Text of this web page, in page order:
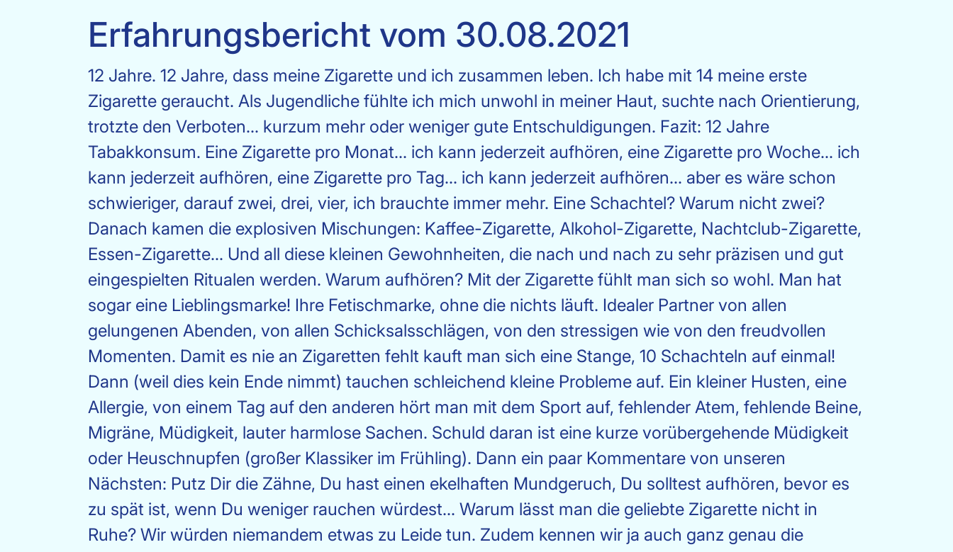
Erfahrungsbericht vom 30.08.2021
12 Jahre. 12 Jahre, dass meine Zigarette und ich zusammen leben. Ich habe mit 14 meine erste
Zigarette geraucht. Als Jugendliche fühlte ich mich unwohl in meiner Haut, suchte nach Orientierung,
trotzte den Verboten... kurzum mehr oder weniger gute Entschuldigungen. Fazit: 12 Jahre
Tabakkonsum. Eine Zigarette pro Monat... ich kann jederzeit aufhören, eine Zigarette pro Woche... ich
kann jederzeit aufhören, eine Zigarette pro Tag... ich kann jederzeit aufhören... aber es wäre schon
schwieriger, darauf zwei, drei, vier, ich brauchte immer mehr. Eine Schachtel? Warum nicht zwei?
Danach kamen die explosiven Mischungen: Kaffee-Zigarette, Alkohol-Zigarette, Nachtclub-Zigarette,
Essen-Zigarette... Und all diese kleinen Gewohnheiten, die nach und nach zu sehr präzisen und gut
eingespielten Ritualen werden. Warum aufhören? Mit der Zigarette fühlt man sich so wohl. Man hat
sogar eine Lieblingsmarke! Ihre Fetischmarke, ohne die nichts läuft. Idealer Partner von allen
gelungenen Abenden, von allen Schicksalsschlägen, von den stressigen wie von den freudvollen
Momenten. Damit es nie an Zigaretten fehlt kauft man sich eine Stange, 10 Schachteln auf einmal!
Dann (weil dies kein Ende nimmt) tauchen schleichend kleine Probleme auf. Ein kleiner Husten, eine
Allergie, von einem Tag auf den anderen hört man mit dem Sport auf, fehlender Atem, fehlende Beine,
Migräne, Müdigkeit, lauter harmlose Sachen. Schuld daran ist eine kurze vorübergehende Müdigkeit
oder Heuschnupfen (großer Klassiker im Frühling). Dann ein paar Kommentare von unseren
Nächsten: Putz Dir die Zähne, Du hast einen ekelhaften Mundgeruch, Du solltest aufhören, bevor es
zu spät ist, wenn Du weniger rauchen würdest... Warum lässt man die geliebte Zigarette nicht in
Ruhe? Wir würden niemandem etwas zu Leide tun. Zudem kennen wir ja auch ganz genau die